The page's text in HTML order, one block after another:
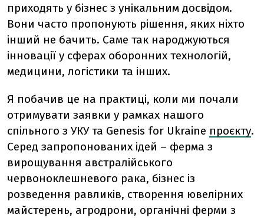
приходять у бізнес з унікальним досвідом.
Вони часто пропонують рішення, яких ніхто
інший не бачить. Саме так народжуються
інновації у сферах оборонних технологій,
медицини, логістики та інших.
Я побачив це на практиці, коли ми почали
отримувати заявки у рамках нашого
спільного з УКУ та Genesis for Ukraine проєкту.
Серед запропонованих ідей – ферма з
вирощування австралійського
червоноклешневого рака, бізнес із
розведення равликів, створення ювелірних
майстерень, агродрони, органічні ферми з